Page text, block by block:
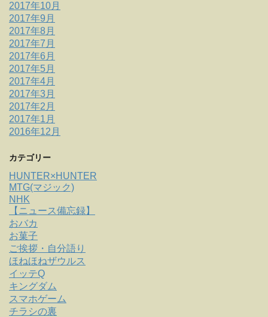
2017年10月
2017年9月
2017年8月
2017年7月
2017年6月
2017年5月
2017年4月
2017年3月
2017年2月
2017年1月
2016年12月
カテゴリー
HUNTER×HUNTER
MTG(マジック)
NHK
【ニュース備忘録】
おバカ
お菓子
ご挨拶・自分語り
ほねほねザウルス
イッテQ
キングダム
スマホゲーム
チラシの裏